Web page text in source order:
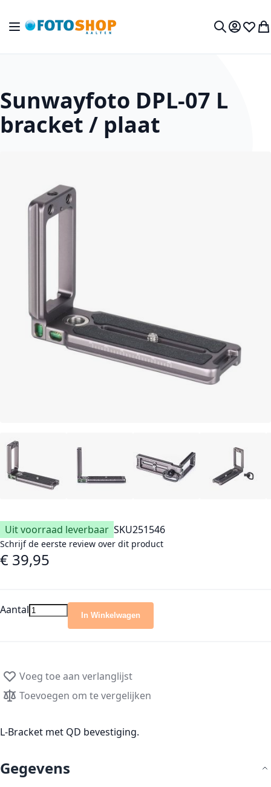
Toggle Nav
Mijn
Sunwayfoto DPL-07 L
bracket / plaat
Uit voorraad leverbaar SKU251546
Schrijf de eerste review over dit product
€ 39,95
Aantal In Winkelwagen
Voeg toe aan verlanglijst
Toevoegen om te vergelijken
L-Bracket met QD bevestiging.
Gegevens